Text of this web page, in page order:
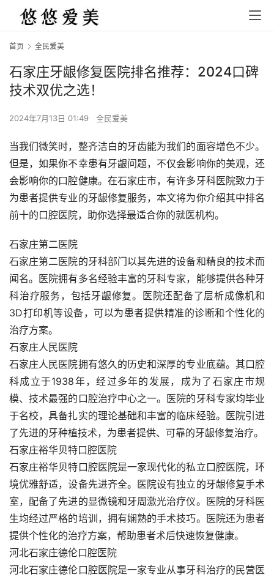
首页 全民爱美
石家庄牙龈修复医院排名推荐：2024口碑
技术双优之选！
2024年7月13日 01:49 全民爱美
当我们微笑时，整齐洁白的牙齿能为我们的面容增色不少。
但是，如果你不幸患有牙龈问题，不仅会影响你的美观，还
会影响你的口腔健康。在石家庄市，有许多牙科医院致力于
为患者提供专业的牙龈修复服务，本文将为你介绍其中排名
前十的口腔医院，助你选择最适合你的就医机构。
石家庄第二医院
石家庄第二医院的牙科部门以其先进的设备和精良的技术而
闻名。医院拥有多名经验丰富的牙科专家，能够提供各种牙
科治疗服务，包括牙龈修复。医院还配备了层析成像机和
3D打印机等设备，可以为患者提供精准的诊断和个性化的
治疗方案。
石家庄人民医院
石家庄人民医院拥有悠久的历史和深厚的专业底蕴。其口腔
科成立于1938年，经过多年的发展，成为了石家庄市规
模、技术最强的口腔治疗中心之一。医院的牙科专家均毕业
于名校，具备扎实的理论基础和丰富的临床经验。医院引进
了先进的牙种植技术，为患者提供、可靠的牙龈修复治疗。
石家庄裕华贝特口腔医院
石家庄裕华贝特口腔医院是一家现代化的私立口腔医院，环
境优雅舒适，设备先进齐全。医院设有独立的牙龈修复手术
室，配备了先进的显微镜和牙周激光治疗仪。医院的牙科医
生均经过严格的培训，拥有娴熟的手术技巧。医院还为患者
提供个性化的治疗方案，帮助患者术后快速恢复健康。
河北石家庄德伦口腔医院
河北石家庄德伦口腔医院是一家专业从事牙科治疗的民营医